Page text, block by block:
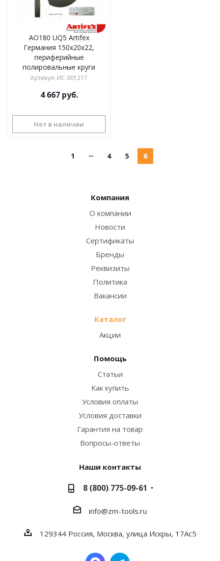
AO180 UQ5 Artifex
Германия 150х20x22,
периферийные
полировальные круги
Артикул: ИС 001217
4 667руб.
Нет в наличии
1 4 5 6
Компания
О компании
Новости
Сертификаты
Бренды
Реквизиты
Политика
Вакансии
Каталог
Акции
Помощь
Статьи
Как купить
Условия оплаты
Условия доставки
Гарантия на товар
Вопросы-ответы
Наши контакты
8 (800) 775-09-61
info@zm-tools.ru
129344 Россия, Москва, улица Искры, 17Ас5